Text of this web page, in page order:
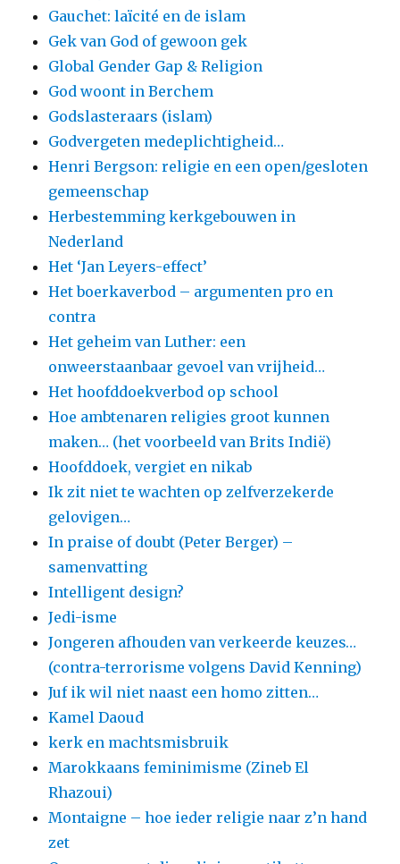
Gauchet: laïcité en de islam
Gek van God of gewoon gek
Global Gender Gap & Religion
God woont in Berchem
Godslasteraars (islam)
Godvergeten medeplichtigheid…
Henri Bergson: religie en een open/gesloten
gemeenschap
Herbestemming kerkgebouwen in
Nederland
Het ‘Jan Leyers-effect’
Het boerkaverbod – argumenten pro en
contra
Het geheim van Luther: een
onweerstaanbaar gevoel van vrijheid…
Het hoofddoekverbod op school
Hoe ambtenaren religies groot kunnen
maken… (het voorbeeld van Brits Indië)
Hoofddoek, vergiet en nikab
Ik zit niet te wachten op zelfverzekerde
gelovigen…
In praise of doubt (Peter Berger) –
samenvatting
Intelligent design?
Jedi-isme
Jongeren afhouden van verkeerde keuzes…
(contra-terrorisme volgens David Kenning)
Juf ik wil niet naast een homo zitten…
Kamel Daoud
kerk en machtsmisbruik
Marokkaans feminimisme (Zineb El
Rhazoui)
Montaigne – hoe ieder religie naar z’n hand
zet